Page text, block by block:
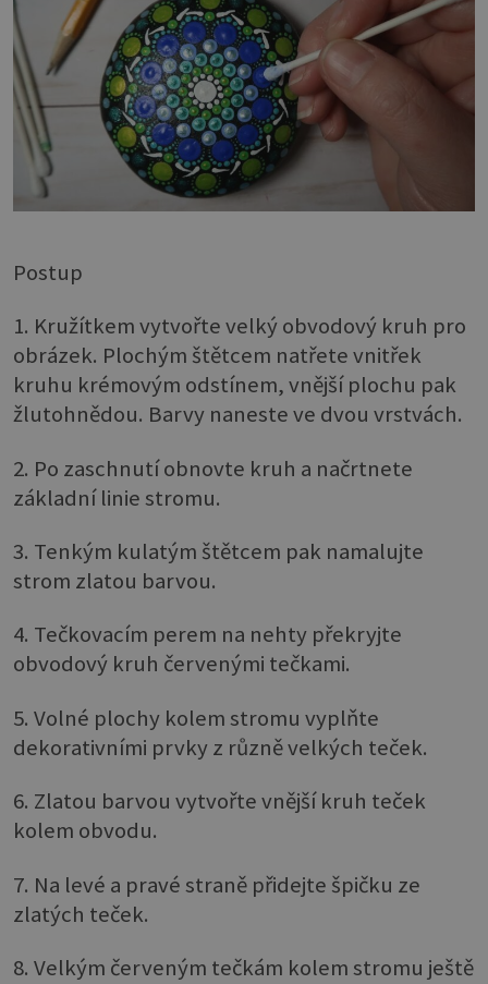
Postup
1. Kružítkem vytvořte velký obvodový kruh pro
obrázek. Plochým štětcem natřete vnitřek
kruhu krémovým odstínem, vnější plochu pak
žlutohnědou. Barvy naneste ve dvou vrstvách.
2. Po zaschnutí obnovte kruh a načrtnete
základní linie stromu.
3. Tenkým kulatým štětcem pak namalujte
strom zlatou barvou.
4. Tečkovacím perem na nehty překryjte
obvodový kruh červenými tečkami.
5. Volné plochy kolem stromu vyplňte
dekorativními prvky z různě velkých teček.
6. Zlatou barvou vytvořte vnější kruh teček
kolem obvodu.
7. Na levé a pravé straně přidejte špičku ze
zlatých teček.
8. Velkým červeným tečkám kolem stromu ještě